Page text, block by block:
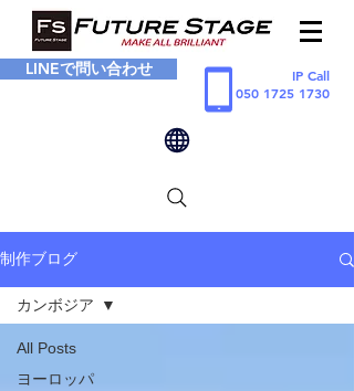
LINEで問い合わせ
IP Call
050 1725 1730
制作ブログ
All Posts
ヨーロッパ
カンボジア